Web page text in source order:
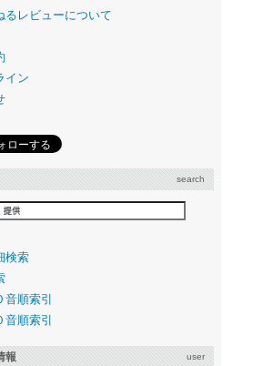
るレビューについて
イン
search
検索
順索引
順索引
報 user